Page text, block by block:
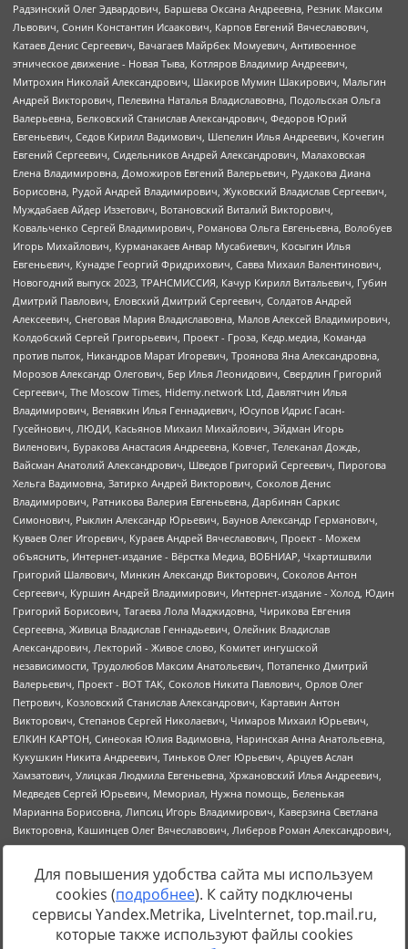
https://minjust.gov.ru/uploaded/files/reestr-
inostrannyih-agentov-22-03-2024.pdfданные на22.03.2024
Для повышения удобства сайта мы используем
cookies (подробнее). К сайту подключены
сервисы Yandex.Metrika, LiveInternet, top.mail.ru,
которые также используют файлы cookies